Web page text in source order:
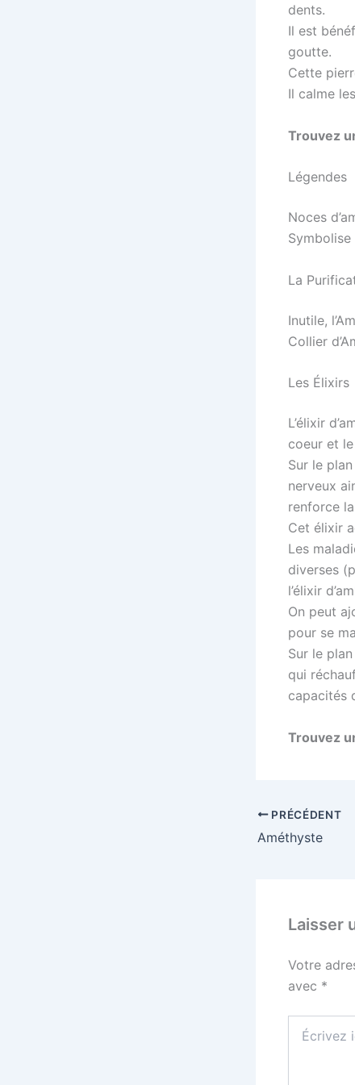
dents.
Il est
goutte.
Cette
Il calme
Trouvez
Légendes
Noces
La
Inutile,
Collier
Les Élixirs
L’élixir
coeur et
Sur le
nerveux
renforce
Cet élixir
Les
diverses
l’élixir
On peut
pour se
Sur le
qui
capacités
Trouvez
PRÉCÉDENT
Améthyste
Laisser
Votre
avec *
ici…